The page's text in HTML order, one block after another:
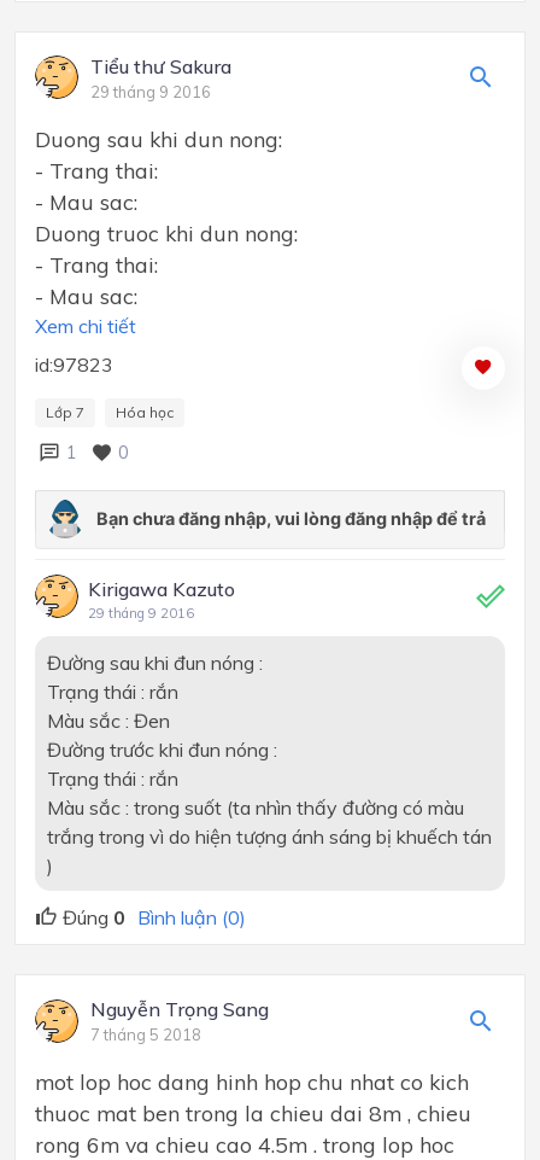
Tiểu thư Sakura
29 tháng 9 2016
Duong sau khi dun nong:
- Trang thai:
- Mau sac:
Duong truoc khi dun nong:
- Trang thai:
- Mau sac:
Xem chi tiết
id:97823
Lớp 7 Hóa học
1 0
Kirigawa Kazuto
29 tháng 9 2016
Đường sau khi đun nóng :
Trạng thái : rắn
Màu sắc : Đen
Đường trước khi đun nóng :
Trạng thái : rắn
Màu sắc : trong suốt (ta nhìn thấy đường có màu
trắng trong vì do hiện tượng ánh sáng bị khuếch tán
)
Đúng 0 Bình luận (0)
Nguyễn Trọng Sang
7 tháng 5 2018
mot lop hoc dang hinh hop chu nhat co kich
thuoc mat ben trong la chieu dai 8m , chieu
rong 6m va chieu cao 4.5m . trong lop hoc